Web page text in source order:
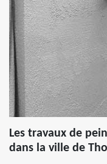
Les travaux de
dans la ville de